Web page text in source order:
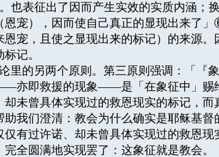
也表征出了因而产生实效的实质内涵；
宠），因而使自己真正的显现出来了
宠，且使之显现出来的标记）的来源。
记。
的另两个原则。第三原则强调：「『
亦即救援的现象——是「在象征中」赐
未曾具体实现过的救恩现实的标记，
我们澄清：教会为什么确实是耶稣基督
有过许诺、却未曾具体实现过的救恩
全圆满地实现罢了：这象征就是教会。